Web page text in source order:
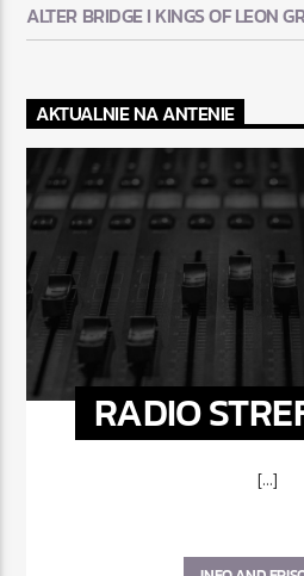
ALTER BRIDGE I KINGS OF LEON
AKTUALNIE NA ANTENIE
RADIO
[...]